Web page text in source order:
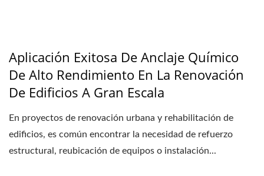
Aplicación Exitosa De Anclaje Químico
De Alto Rendimiento En La Renovación
De Edificios A Gran Escala
En proyectos de renovación urbana y rehabilitación de
edificios, es común encontrar la necesidad de refuerzo
estructural, reubicación de equipos o instalación...